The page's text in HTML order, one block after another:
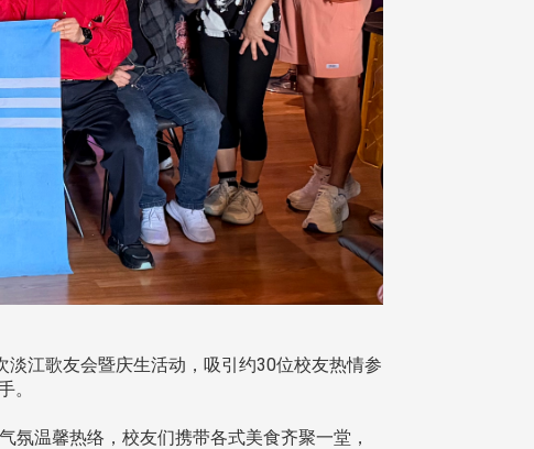
江歌友会暨庆生活动，吸引约30位校友热情参
。
温馨热络，校友们携带各式美食齐聚一堂，